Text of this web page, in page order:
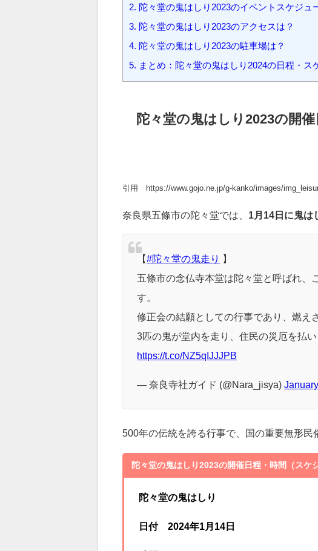
目次
陀々堂の鬼はしり2023の駐車場は？
陀々堂の鬼はしり2023の開催
引用 https://www.gojo.ne.jp/g-kanko/images/
奈良県五條市の陀々堂では、1月14日に鬼は
【 #陀々堂の鬼走り
五條市の念仏寺本堂は陀々堂と呼ばれ、
す。
修正会の結願としての行事であり、燃え
— 奈良寺社ガイド (@Nara_jisya)
500年の伝統を誇る行事で、国の重要無形民
陀々堂の鬼はしり2023の開催日程・時間（スケ